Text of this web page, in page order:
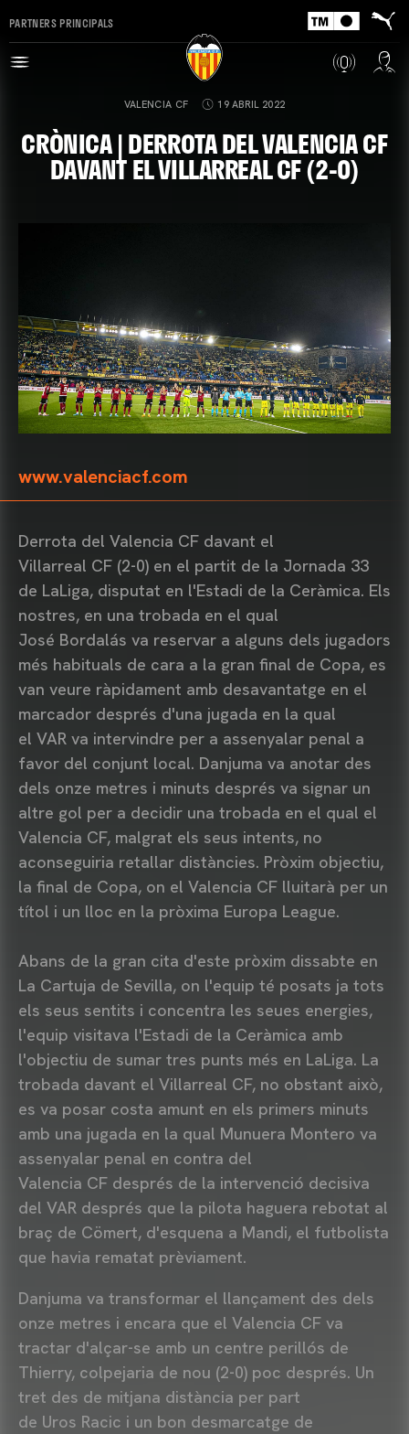
PARTNERS PRINCIPALS
VALENCIA CF 19 ABRIL 2022
CRÒNICA | DERROTA DEL VALENCIA CF
DAVANT EL VILLARREAL CF (2-0)
www.valenciacf.com
Derrota del Valencia CF davant el
Villarreal CF (2-0) en el partit de la Jornada 33
de LaLiga, disputat en l'Estadi de la Ceràmica. Els
nostres, en una trobada en el qual
José Bordalás va reservar a alguns dels jugadors
més habituals de cara a la gran final de Copa, es
van veure ràpidament amb desavantatge en el
marcador després d'una jugada en la qual
el VAR va intervindre per a assenyalar penal a
favor del conjunt local. Danjuma va anotar des
dels onze metres i minuts després va signar un
altre gol per a decidir una trobada en el qual el
Valencia CF, malgrat els seus intents, no
aconseguiria retallar distàncies. Pròxim objectiu,
la final de Copa, on el Valencia CF lluitarà per un
títol i un lloc en la pròxima Europa League.
Abans de la gran cita d'este pròxim dissabte en
La Cartuja de Sevilla, on l'equip té posats ja tots
els seus sentits i concentra les seues energies,
l'equip visitava l'Estadi de la Ceràmica amb
l'objectiu de sumar tres punts més en LaLiga. La
trobada davant el Villarreal CF, no obstant això,
es va posar costa amunt en els primers minuts
amb una jugada en la qual Munuera Montero va
assenyalar penal en contra del
Valencia CF després de la intervenció decisiva
del VAR després que la pilota haguera rebotat al
braç de Cömert, d'esquena a Mandi, el futbolista
que havia rematat prèviament.
Danjuma va transformar el llançament des dels
onze metres i encara que el Valencia CF va
tractar d'alçar-se amb un centre perillós de
Thierry, colpejaria de nou (2-0) poc després. Un
tret des de mitjana distància per part
de Uros Racic i un bon desmarcatge de